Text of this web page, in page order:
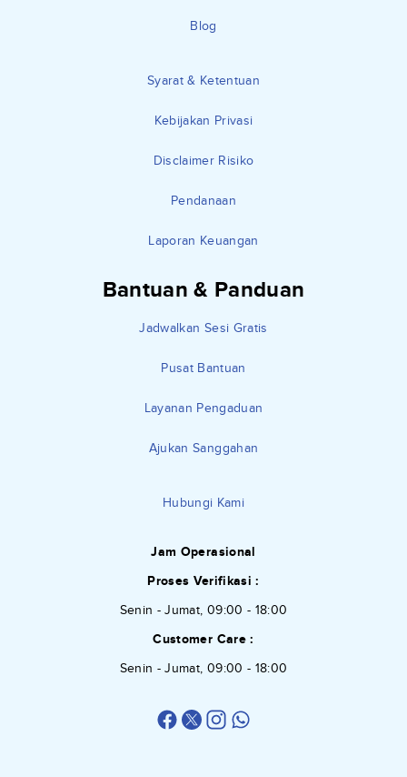
Blog
Syarat & Ketentuan
Kebijakan Privasi
Disclaimer Risiko
Pendanaan
Laporan Keuangan
Bantuan & Panduan
Jadwalkan Sesi Gratis
Pusat Bantuan
Layanan Pengaduan
Ajukan Sanggahan
Hubungi Kami
Jam Operasional
Proses Verifikasi :
Senin - Jumat, 09:00 - 18:00
Customer Care :
Senin - Jumat, 09:00 - 18:00